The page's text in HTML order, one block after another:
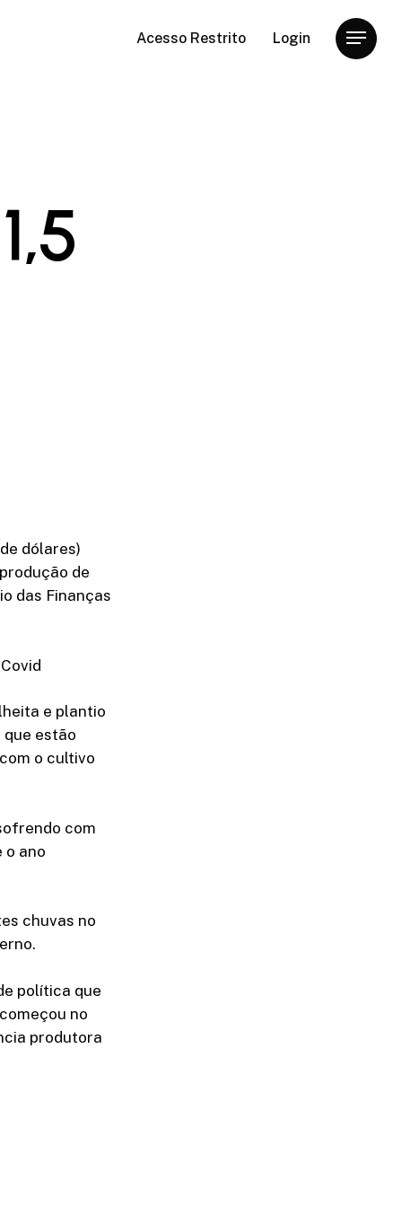
Acesso Restrito Login Menu
dólares)
de
das Finanças
e plantio
estão
o cultivo
com
o ano
chuvas no
política que
no
produtora